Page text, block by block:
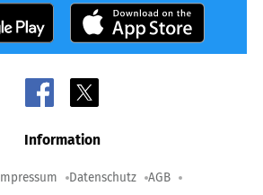
Information
Datenschutz AGB